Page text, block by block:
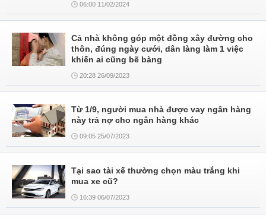
06:00 11/02/2024
Cả nhà không góp một đồng xây đường cho
thôn, đúng ngày cưới, dân làng làm 1 việc
khiến ai cũng bẽ bàng
20:28 26/09/2023
Từ 1/9, người mua nhà được vay ngân hàng
này trả nợ cho ngân hàng khác
09:05 25/07/2023
Tại sao tài xế thường chọn màu trắng khi
mua xe cũ?
16:39 06/07/2023